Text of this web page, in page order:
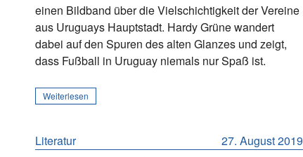
einen Bildband über die Vielschichtigkeit der Vereine
aus Uruguays Hauptstadt. Hardy Grüne wandert
dabei auf den Spuren des alten Glanzes und zeigt,
dass Fußball in Uruguay niemals nur Spaß ist.
Weiterlesen
27. August 2019
Literatur